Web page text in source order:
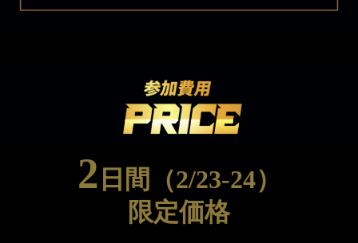
2 日間（2/23-24）
限定価格